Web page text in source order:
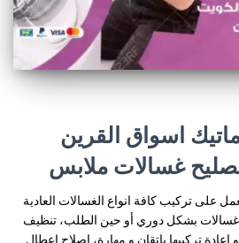
اسواق القرين
على تركيب كافة انواع الغسالات العادية
غسالات بشكل دوري أو حين الطلب، تنظيف
تركيبها بإتقان و مهارة، اصلاح اعطال